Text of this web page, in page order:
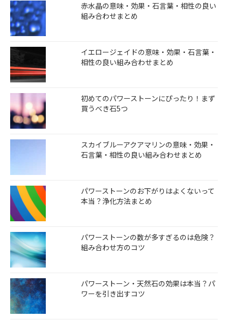
赤水晶の意味・効果・石言葉・相性の良い
組み合わせまとめ
イエロージェイドの意味・効果・石言葉・
相性の良い組み合わせまとめ
初めてのパワーストーンにぴったり！まず
買うべき石5つ
スカイブルーアクアマリンの意味・効果・
石言葉・相性の良い組み合わせまとめ
パワーストーンのお下がりはよくないって
本当？浄化方法まとめ
パワーストーンの数が多すぎるのは危険？
組み合わせ方のコツ
パワーストーン・天然石の効果は本当？パ
ワーを引き出すコツ